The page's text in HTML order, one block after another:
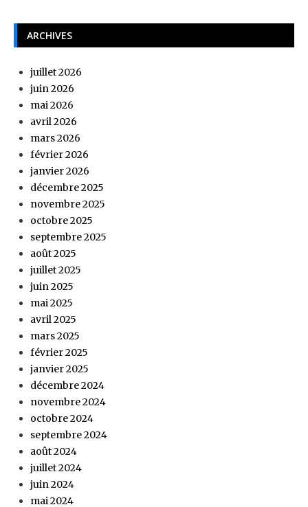
ARCHIVES
juillet 2026
juin 2026
mai 2026
avril 2026
mars 2026
février 2026
janvier 2026
décembre 2025
novembre 2025
octobre 2025
septembre 2025
août 2025
juillet 2025
juin 2025
mai 2025
avril 2025
mars 2025
février 2025
janvier 2025
décembre 2024
novembre 2024
octobre 2024
septembre 2024
août 2024
juillet 2024
juin 2024
mai 2024